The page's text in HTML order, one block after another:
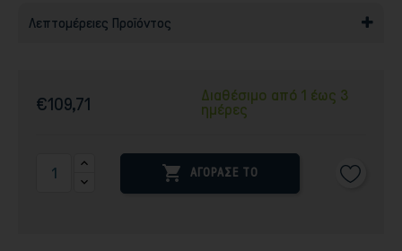
Λεπτομέρειες Προϊόντος
€109,71
Διαθέσιμο από 1 έως 3
ημέρες
 ΑΓΟΡΑΣΕ ΤΟ